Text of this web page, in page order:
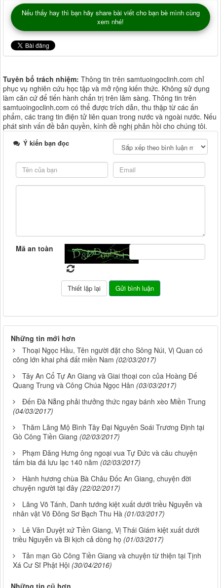
Nếu thấy hay thì bạn hãy share bài viết cho bạn bè mình cùng
xem nhé!
Tuyên bố trách nhiệm: Thông tin trên samtuoingoclinh.com chỉ
phục vụ nghiên cứu học tập và mở rộng kiến thức. Không sử dụng
làm căn cứ để tiến hành chẩn trị trên lâm sàng. Thông tin trên
samtuoingoclinh.com có thể được trích dẫn, thu thập từ các ấn
phẩm, các trang tin điện tử liên quan trong nước và ngoài nước. Nếu
phát sinh vấn đề bản quyền, kính đề nghị phản hồi cho chúng tôi.
Ý kiến bạn đọc
Mã an toàn
Những tin mới hơn
Thoại Ngọc Hầu, Tên người đặt cho Sông Núi, Vị Quan có
công lớn khai phá đất miền Nam (02/03/2017)
Tây An Cổ Tự An Giang và Giai thoại con của Hoàng Đế
Quang Trung và Công Chúa Ngọc Hân (03/03/2017)
Đến Đà Nẵng phải thưởng thức ngay bánh xèo Miền Trung
(04/03/2017)
Thăm Lăng Mộ Bình Tây Đại Nguyên Soái Trương Định tại
Gò Công Tiền Giang (02/03/2017)
Phạm Đăng Hưng ông ngoại vua Tự Đức và câu chuyện
tấm bia đá lưu lạc 140 năm (02/03/2017)
Hành hương chùa Bà Châu Đốc An Giang, chuyện đời
chuyện người tại đây (22/02/2017)
Lăng Võ Tánh, Danh tướng kiệt xuất dưới triều Nguyễn và
nhân vật Võ Đông Sơ Bạch Thu Hà (01/03/2017)
Lê Văn Duyệt xứ Tiền Giang, Vị Thái Giám kiệt xuất dưới
triều Nguyễn và Bi kịch cả dòng họ (01/03/2017)
Tản mạn Gò Công Tiền Giang và chuyện từ thiện tại Tịnh
Xá Cư Sĩ Phật Hội (30/04/2016)
Những tin cũ hơn